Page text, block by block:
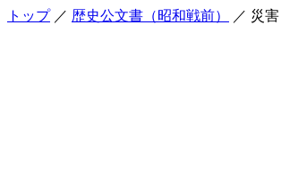
トップ ／ 歴史公文書（昭和戦前） ／ 災害